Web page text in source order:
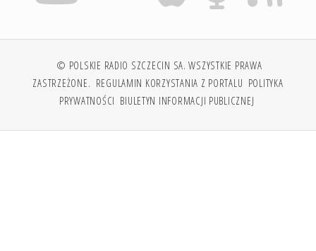
© POLSKIE RADIO SZCZECIN SA. WSZYSTKIE PRAWA
ZASTRZEŻONE. REGULAMIN KORZYSTANIA Z PORTALU POLITYKA
PRYWATNOŚCI BIULETYN INFORMACJI PUBLICZNEJ